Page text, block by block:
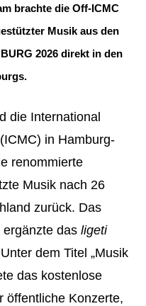
brachte die Off-ICMC
Musik aus den
2026 direkt in den
die International
in Hamburg-
renommierte
Musik nach 26
zurück. Das
das ligeti
dem Titel „Musik
das kostenlose
öffentliche Konzerte,